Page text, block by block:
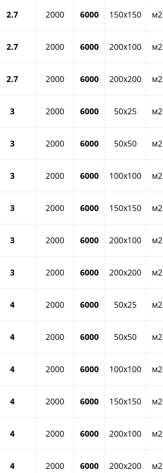
2.7 2000 6000 150x150 м2
2.7 2000 6000 200x100 м2
2.7 2000 6000 200x200 м2
3 2000 6000 50x25 м2
3 2000 6000 50x50 м2
3 2000 6000 100x100 м2
3 2000 6000 150x150 м2
3 2000 6000 200x100 м2
3 2000 6000 200x200 м2
4 2000 6000 50x25 м2
4 2000 6000 50x50 м2
4 2000 6000 100x100 м2
4 2000 6000 150x150 м2
4 2000 6000 200x100 м2
4 2000 6000 200x200 м2